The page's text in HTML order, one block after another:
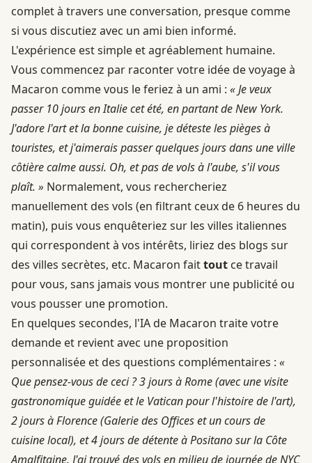
complet à travers une conversation, presque comme
si vous discutiez avec un ami bien informé.
L'expérience est simple et agréablement humaine.
Vous commencez par raconter votre idée de voyage à
Macaron comme vous le feriez à un ami : « Je veux
passer 10 jours en Italie cet été, en partant de New York.
J'adore l'art et la bonne cuisine, je déteste les pièges à
touristes, et j'aimerais passer quelques jours dans une ville
côtière calme aussi. Oh, et pas de vols à l'aube, s'il vous
plaît. » Normalement, vous rechercheriez
manuellement des vols (en filtrant ceux de 6 heures du
matin), puis vous enquêteriez sur les villes italiennes
qui correspondent à vos intérêts, liriez des blogs sur
des villes secrètes, etc. Macaron faittout ce travail
pour vous, sans jamais vous montrer une publicité ou
vous pousser une promotion.
En quelques secondes, l'IA de Macaron traite votre
demande et revient avec une proposition
personnalisée et des questions complémentaires : «
Que pensez-vous de ceci ? 3 jours à Rome (avec une visite
gastronomique guidée et le Vatican pour l'histoire de l'art),
2 jours à Florence (Galerie des Offices et un cours de
cuisine local), et 4 jours de détente à Positano sur la Côte
Amalfitaine. J'ai trouvé des vols en milieu de journée de NYC